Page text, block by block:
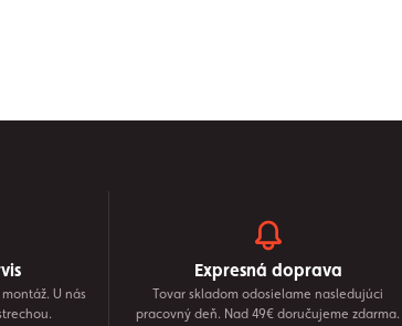
U nás
Expresná doprava
Tovar skladom odosielame nasledujúci
pracovný deň. Nad 49€ doručujeme zdarma.